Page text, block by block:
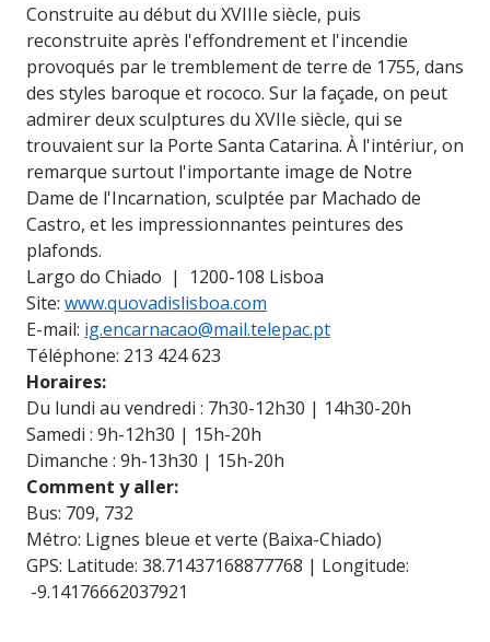
Construite au début du XVIIIe siècle, puis
reconstruite après l'effondrement et l'incendie
provoqués par le tremblement de terre de 1755, dans
des styles baroque et rococo. Sur la façade, on peut
admirer deux sculptures du XVIIe siècle, qui se
trouvaient sur la Porte Santa Catarina. À l'intériur, on
remarque surtout l'importante image de Notre
Dame de l'Incarnation, sculptée par Machado de
Castro, et les impressionnantes peintures des
plafonds.
Largo do Chiado | 1200-108 Lisboa
Site: www.quovadislisboa.com
E-mail: ig.encarnacao@mail.telepac.pt
Téléphone: 213 424 623
Horaires:
Du lundi au vendredi : 7h30-12h30 | 14h30-20h
Samedi : 9h-12h30 | 15h-20h
Dimanche : 9h-13h30 | 15h-20h
Comment y aller:
Bus: 709, 732
Métro: Lignes bleue et verte (Baixa-Chiado)
GPS: Latitude: 38.71437168877768 | Longitude:
-9.14176662037921